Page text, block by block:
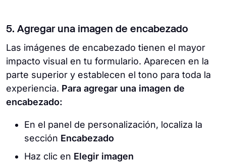
5. Agregar una imagen de encabezado
Las imágenes de encabezado tienen el mayor
impacto visual en tu formulario. Aparecen en la
parte superior y establecen el tono para toda la
experiencia. Para agregar una imagen de
encabezado:
En el panel de personalización, localiza la
sección Encabezado
Haz clic en Elegir imagen